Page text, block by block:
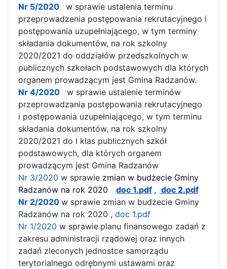
Nr 5/2020
w sprawie ustalenia terminu
przeprowadzenia postępowania rekrutacyjnego i
postępowania uzupełniającego, w tym terminy
składania dokumentów, na rok szkolny
2020/2021 do oddziałów przedszkolnych w
publicznych szkołach podstawowych dla których
organem prowadzącym jest Gmina Radzanów.
Nr 4/2020
w sprawie ustalenie terminów
przeprowadzania postępowania rekrutacyjnego
i postępowania uzupełniającego, w tym terminu
składania dokumentów, na rok szkolny
2020/2021 do I klas publicznych szkół
podstawowych, dla których organem
prowadzącym jest Gmina Radzanów
Nr 3/2020 w sprawie zmian w budżecie Gminy
Radzanów na rok 2020
doc 1.pdf, doc 2.pdf
Nr 2/2020 w sprawie zmian w budżecie Gminy
Radzanów na rok 2020 , doc 1.pdf
Nr 1/2020 w sprawie planu finansowego zadań z
zakresu administracji rządowej oraz innych
zadań zleconych jednostce samorządu
terytorialnego odrębnymi ustawami oraz